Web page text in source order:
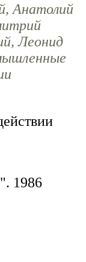
Анатолий
Леонид
1986